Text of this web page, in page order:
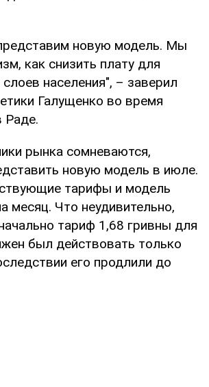
новую модель. Мы
как снизить плату для
населения", – заверил
Галущенко во время
Раде.
рынка сомневаются,
новую модель в июле.
тарифы и модель
месяц. Что неудивительно,
тариф 1,68 гривны для
был действовать только
его продлили до